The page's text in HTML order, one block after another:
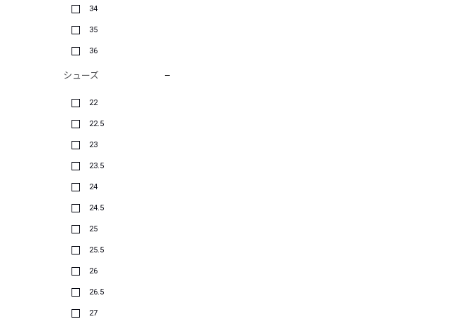
34
35
36
シューズ
22
22.5
23
23.5
24
24.5
25
25.5
26
26.5
27